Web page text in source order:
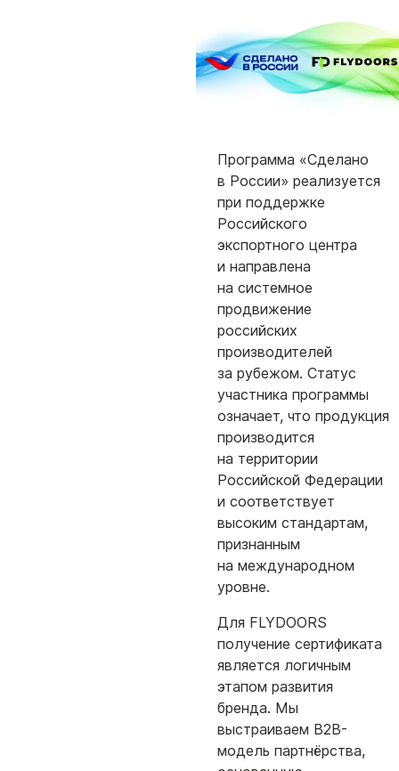
Программа «Сделано
в России» реализуется
при поддержке
Российского
экспортного центра
и направлена
на системное
продвижение
российских
производителей
за рубежом. Статус
участника программы
означает, что продукция
производится
на территории
Российской Федерации
и соответствует
высоким стандартам,
признанным
на международном
уровне.
Для FLYDOORS
получение сертификата
является логичным
этапом развития
бренда. Мы
выстраиваем B2B-
модель партнёрства,